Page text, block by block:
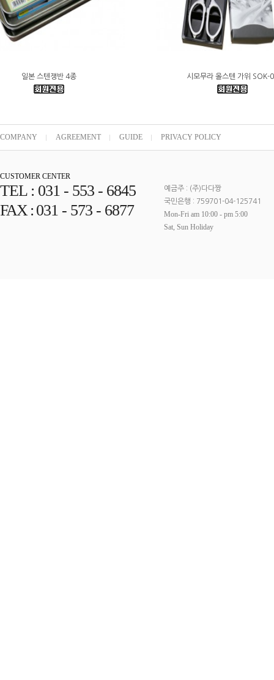
일본 스텐쟁반 4종 시모무라 올스텐 가위 SOK-
COMPANY AGREEMENT GUIDE PRIVACY POLICY
CUSTOMER CENTER
TEL : 031 - 553 - 6845
FAX : 031 - 573 - 6877
예금주 : (주)다다짱
국민은행 : 759701-04-125741
Mon-Fri am 10:00 - pm 5:00
Sat, Sun Holiday